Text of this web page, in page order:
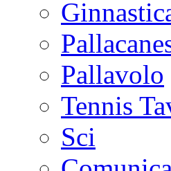
Pallavolo
Tennis
Sci